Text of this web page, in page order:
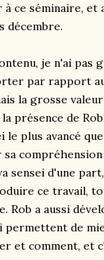
ce séminaire, et
décembre.
je n'ai pas
par rapport
la grosse
présence de
le plus avancé
sensei d'une
ce travail,
Rob a aussi
permettent de
et comment, et